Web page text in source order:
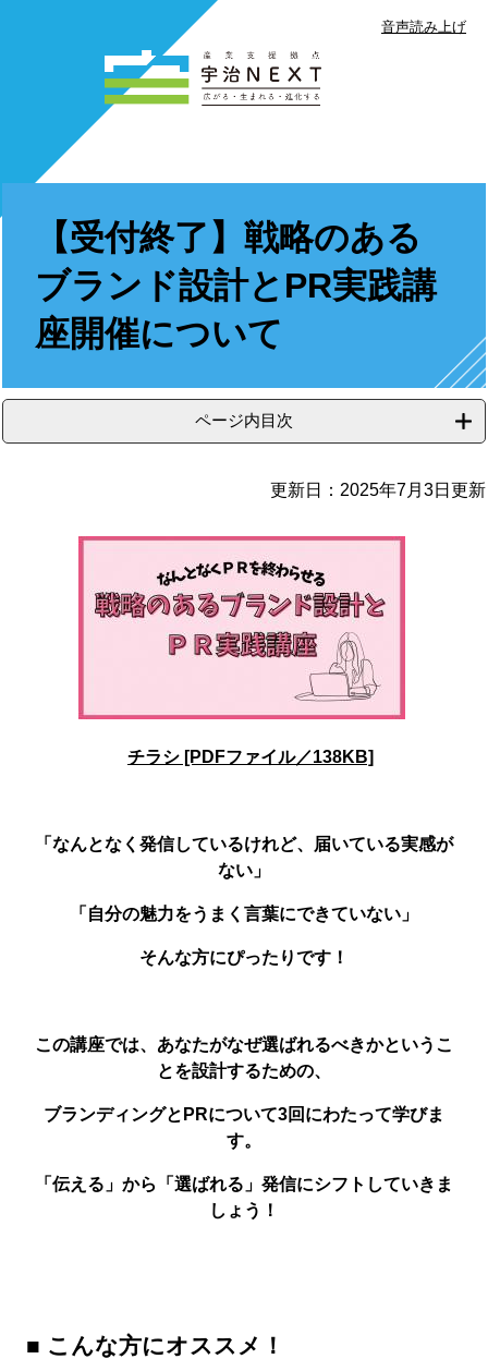
で
す
ば
音声読み上げ
本
【受付終了】戦略のある
ブランド設計とPR実践講
座開催について
ページ内目次
更新日：2025年7月3日更新
チラシ [PDFファイル／138KB]
「なんとなく発信しているけれど、届いている実感が
ない」
「自分の魅力をうまく言葉にできていない」
そんな方にぴったりです！
この講座では、あなたがなぜ選ばれるべきかというこ
とを設計するための、
ブランディングとPRについて3回にわたって学びま
す。
「伝える」から「選ばれる」発信にシフトしていきま
しょう！
■ こんな方にオススメ！